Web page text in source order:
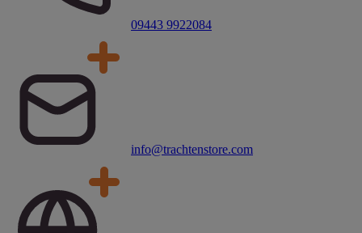
09443 9922084
info@trachtenstore.com